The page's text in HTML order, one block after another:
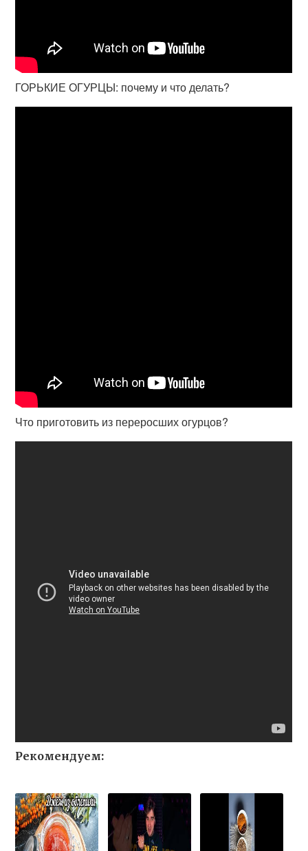
ГОРЬКИЕ ОГУРЦЫ: почему и что делать?
Что приготовить из переросших огурцов?
Рекомендуем: